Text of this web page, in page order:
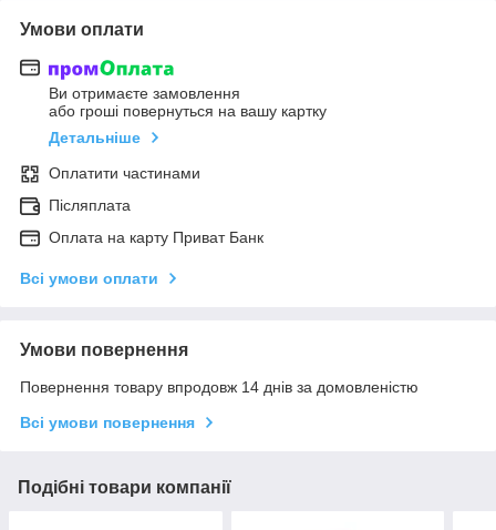
Умови оплати
Ви отримаєте замовлення
або гроші повернуться на вашу картку
Детальніше
Оплатити частинами
Післяплата
Оплата на карту Приват Банк
Всі умови оплати
Умови повернення
Повернення товару впродовж 14 днів за домовленістю
Всі умови повернення
Подібні товари компанії